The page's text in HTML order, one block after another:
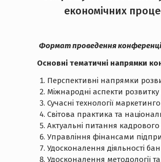
економічних
Формат проведення
Основні тематичні напрямки
Перспективні напрямки
Міжнародні аспекти розвитку
Сучасні технології
Світова практика та
Актуальні питання
Управління фінансами
Удосконалення діяльності
Удосконалення методології